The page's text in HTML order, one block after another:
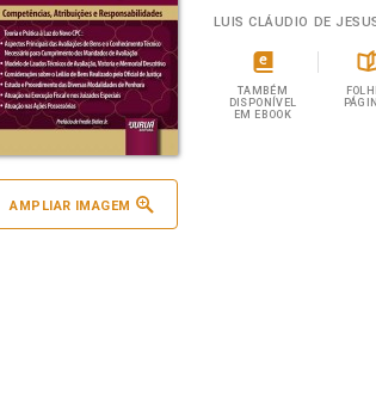
AMPLIAR IMAGEM
LUIS CLÁUDIO DE
TAMBÉM
DISPONÍVEL
EM EBOOK